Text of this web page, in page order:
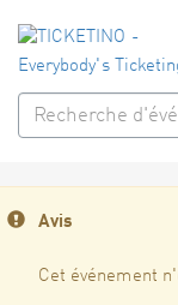
Avis
Cet événement